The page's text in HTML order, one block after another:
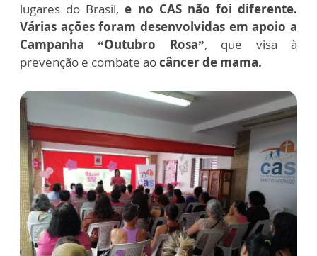
lugares do Brasil, e no CAS não foi diferente.
Várias ações foram desenvolvidas em apoio a
Campanha “Outubro Rosa”, que visa à
prevenção e combate aocâncer de mama.